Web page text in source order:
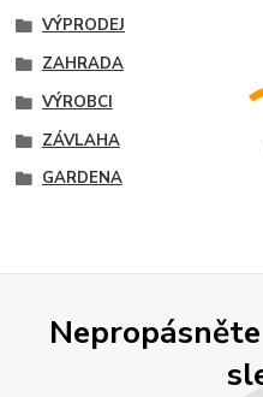
VÝPRODEJ
ZAHRADA
VÝROBCI
ZÁVLAHA
GARDENA